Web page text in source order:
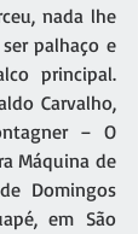
nada lhe
palhaço e
principal.
Carvalho,
– O
Máquina de
Domingos
em São